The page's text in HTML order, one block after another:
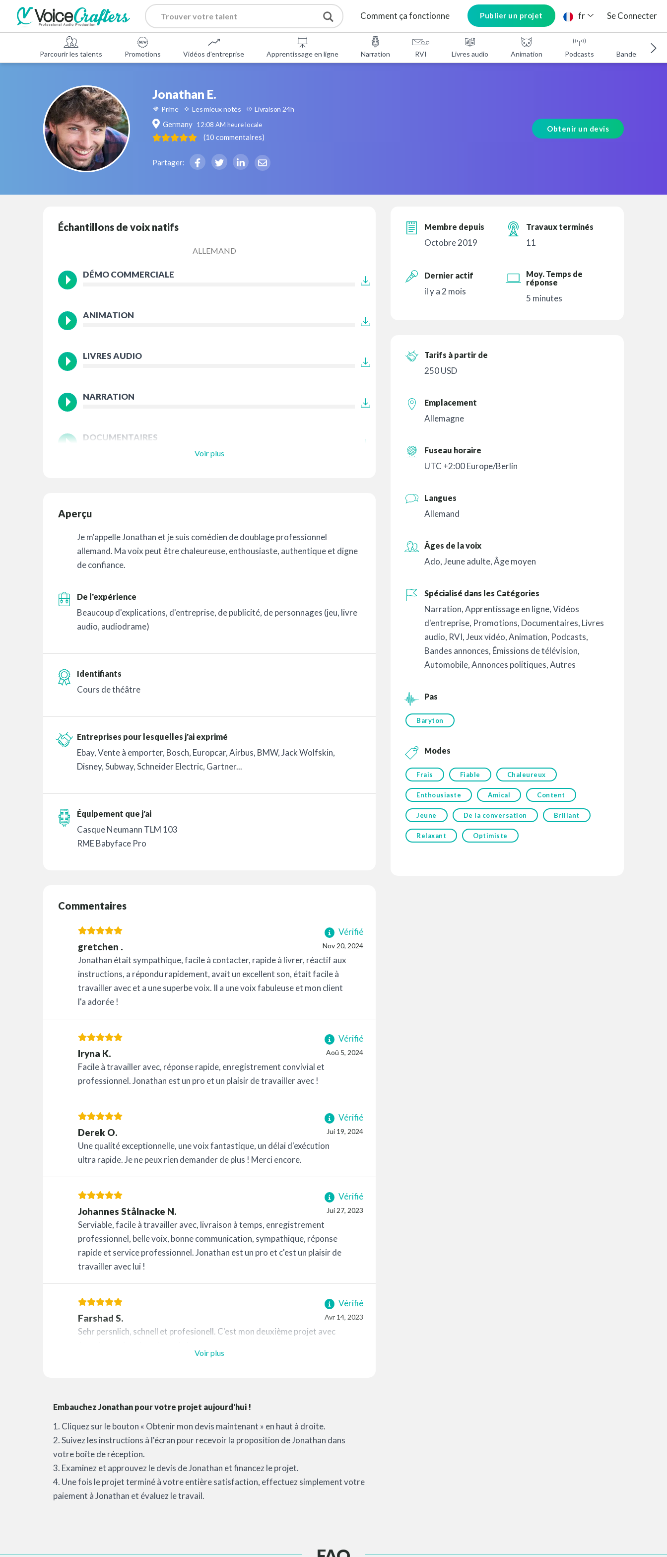
Comment ça fonctionne Publier un projet fr Se Connecter
Parcourir les talents Promotions Vidéos d'entreprise Apprentissage en ligne Narration RVI Livres audio Animation Podcasts Bandes
Jonathan E.
Prime Les mieux notés Livraison 24h
Germany 12:08 AM heure locale
(10 commentaires)
Partager:
Obtenir un devis
Échantillons de voix natifs
ALLEMAND
DÉMO COMMERCIALE
ANIMATION
LIVRES AUDIO
NARRATION
DOCUMENTAIRES
Voir plus
Aperçu
Je m'appelle Jonathan et je suis comédien de doublage professionnel
allemand. Ma voix peut être chaleureuse, enthousiaste, authentique et digne
de confiance.
De l'expérience
Beaucoup d'explications, d'entreprise, de publicité, de personnages (jeu, livre
audio, audiodrame)
Identifiants
Cours de théâtre
Entreprises pour lesquelles j'ai exprimé
Ebay, Vente à emporter, Bosch, Europcar, Airbus, BMW, Jack Wolfskin,
Disney, Subway, Schneider Electric, Gartner...
Équipement que j'ai
Casque Neumann TLM 103
RME Babyface Pro
Commentaires
Vérifié
Nov 20, 2024
gretchen .
Jonathan était sympathique, facile à contacter, rapide à livrer, réactif aux
instructions, a répondu rapidement, avait un excellent son, était facile à
travailler avec et a une superbe voix. Il a une voix fabuleuse et mon client
l'a adorée !
Vérifié
Aoû 5, 2024
Iryna K.
Facile à travailler avec, réponse rapide, enregistrement convivial et
professionnel. Jonathan est un pro et un plaisir de travailler avec !
Vérifié
Jui 19, 2024
Derek O.
Une qualité exceptionnelle, une voix fantastique, un délai d'exécution
ultra rapide. Je ne peux rien demander de plus ! Merci encore.
Vérifié
Jui 27, 2023
Johannes Stålnacke N.
Serviable, facile à travailler avec, livraison à temps, enregistrement
professionnel, belle voix, bonne communication, sympathique, réponse
rapide et service professionnel. Jonathan est un pro et c'est un plaisir de
travailler avec lui !
Vérifié
Avr 14, 2023
Farshad S.
Sehr persnlich, schnell et profesionell. C'est mon deuxième projet avec
Voir plus
Embauchez Jonathan pour votre projet aujourd'hui !
1. Cliquez sur le bouton « Obtenir mon devis maintenant » en haut à droite.
2. Suivez les instructions à l'écran pour recevoir la proposition de Jonathan dans
votre boîte de réception.
3. Examinez et approuvez le devis de Jonathan et financez le projet.
4. Une fois le projet terminé à votre entière satisfaction, effectuez simplement votre
paiement à Jonathan et évaluez le travail.
Membre depuis
Octobre 2019
Travaux terminés
11
Dernier actif
il y a 2 mois
Moy. Temps de
réponse
5 minutes
Tarifs à partir de
250 USD
Emplacement
Allemagne
Fuseau horaire
UTC +2:00 Europe/Berlin
Langues
Allemand
Âges de la voix
Ado,Jeune adulte,Âge moyen
Spécialisé dans les Catégories
Narration,Apprentissage en ligne,Vidéos
d'entreprise, Promotions, Documentaires, Livres
audio, RVI,Jeux vidéo,Animation, Podcasts,
Bandes annonces, Émissions de télévision,
Automobile,Annonces politiques,Autres
Pas
Baryton
Modes
Frais Fiable Chaleureux
Enthousiaste Amical Content
Jeune De la conversation Brillant
Relaxant Optimiste